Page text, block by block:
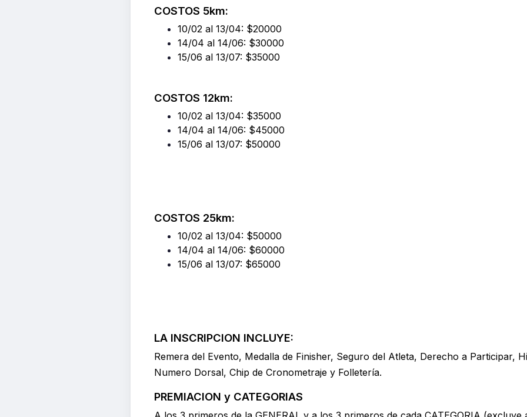
COSTOS 5km:
10/02 al 13/04: $20000
14/04 al 14/06: $30000
15/06 al 13/07: $35000
COSTOS 12km:
10/02 al 13/04: $35000
14/04 al 14/06: $45000
15/06 al 13/07: $50000
COSTOS 25km:
10/02 al 13/04: $50000
14/04 al 14/06: $60000
15/06 al 13/07: $65000
LA INSCRIPCION INCLUYE:
Remera del Evento, Medalla de Finisher, Seguro del Atleta, Derecho a Participar,
Numero Dorsal, Chip de Cronometraje y Folletería.
PREMIACION y CATEGORIAS